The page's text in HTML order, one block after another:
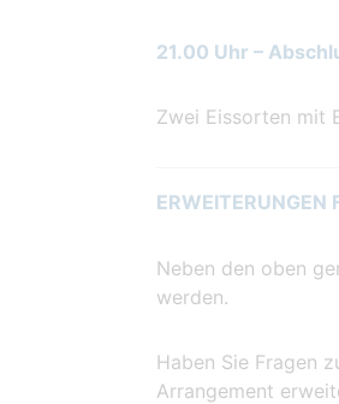
21.00 Uhr –
Zwei Eissorten mit
ERWEITERUNGEN
Neben den oben
werden.
Haben Sie Fragen
Arrangement